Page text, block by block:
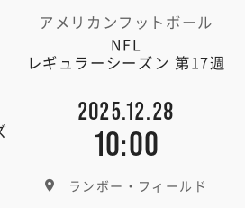
アメリカンフットボール
NFL
レギュラーシーズン 第17週
2025.12.28
10:00
ランボー・フィールド